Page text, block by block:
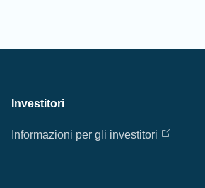
Investitori
Informazioni per gli investitori